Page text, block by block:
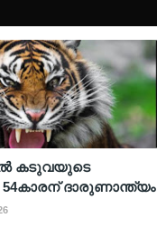
കടുവയുടെ
ദാരുണാന്ത്യം